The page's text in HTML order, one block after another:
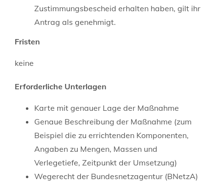
Zustimmungsbescheid erhalten haben, gilt ihr
Antrag als genehmigt.
Fristen
keine
Erforderliche Unterlagen
Karte mit genauer Lage der Maßnahme
Genaue Beschreibung der Maßnahme (zum
Beispiel die zu errichtenden Komponenten,
Angaben zu Mengen, Massen und
Verlegetiefe, Zeitpunkt der Umsetzung)
Wegerecht der Bundesnetzagentur (BNetzA)